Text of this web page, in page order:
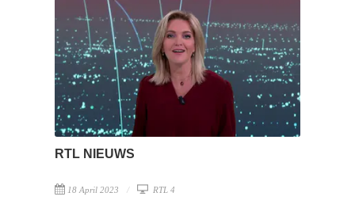
RTL NIEUWS
18 April 2023 RTL 4